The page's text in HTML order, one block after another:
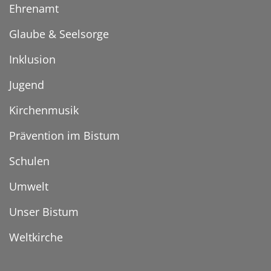
Ehrenamt
Glaube & Seelsorge
Inklusion
Jugend
Kirchenmusik
Prävention im Bistum
Schulen
Umwelt
Unser Bistum
Weltkirche